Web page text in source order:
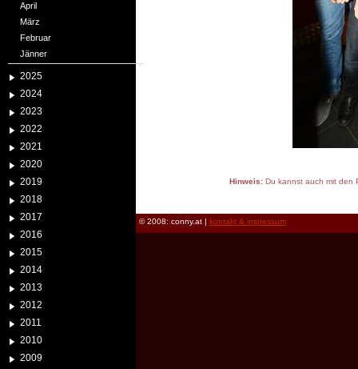
April
März
Februar
Jänner
2025
2024
2023
2022
2021
2020
2019
2018
2017
2016
2015
2014
2013
2012
2011
2010
2009
Hinweis:Du kannst auch mit den
© 2008: conny.at | kontakt & impressum